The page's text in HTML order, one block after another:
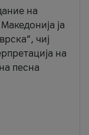
на
ја
чиј
на
песна